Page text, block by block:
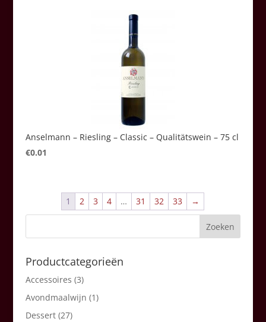
Anselmann – Riesling – Classic – Qualitätswein – 75 cl
€0.01
1 2 3 4 … 31 32 33 →
Productcategorieën
Accessoires (3)
Avondmaalwijn (1)
Dessert (27)